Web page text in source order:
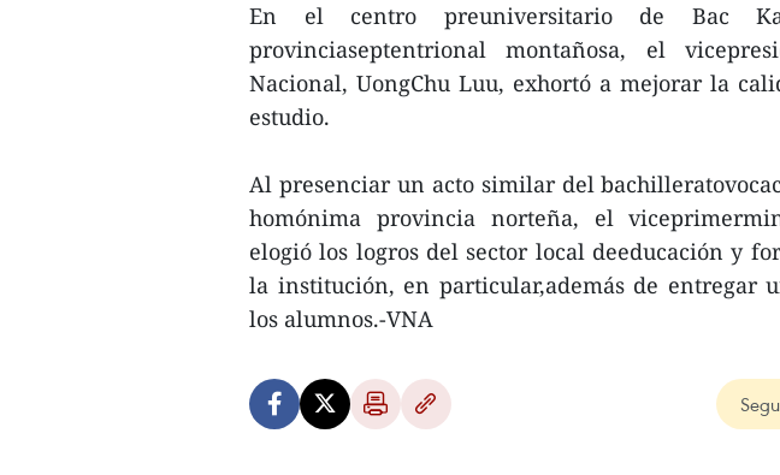
En el centro preuniversitario de Bac
provinciaseptentrional montañosa, el
Nacional, UongChu Luu, exhortó a mejorar la
estudio.
Al presenciar un acto similar del
homónima provincia norteña, el
elogió los logros del sector local deeducación y
la institución, en particular,además de entregar
los alumnos.-VNA